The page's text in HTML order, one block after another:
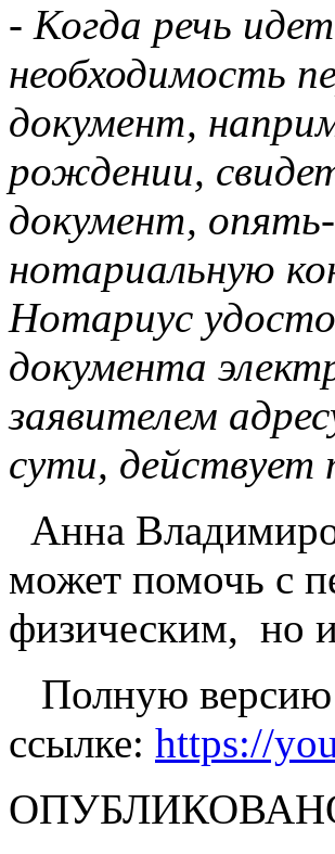
- Когда речь
необходимость
документ,
рождении,
документ,
нотариальную
Нотариус
документа
заявителем
сути,
Анна
может помочь с
физическим, но
Полную версию
ссылке: https://